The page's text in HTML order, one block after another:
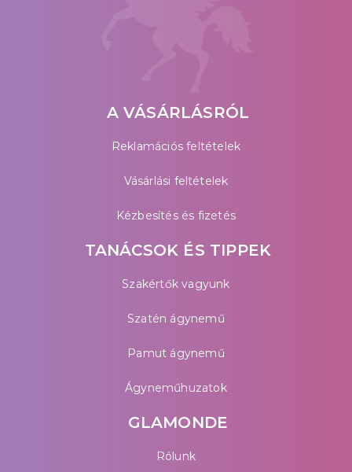
A VÁSÁRLÁSRÓL
Reklamációs feltételek
Vásárlási feltételek
Kézbesítés és fizetés
TANÁCSOK ÉS TIPPEK
Szakértők vagyunk
Szatén ágynemű
Pamut ágynemű
Ágyneműhuzatok
GLAMONDE
Rólunk